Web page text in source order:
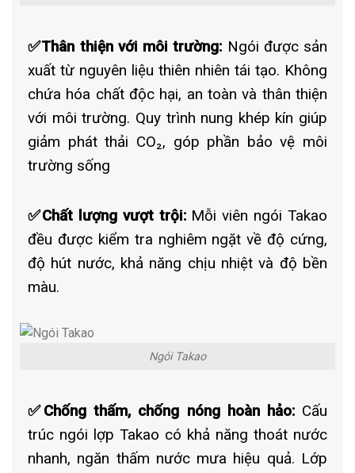
✅Thân thiện với môi trường: Ngói được sản
xuất từ nguyên liệu thiên nhiên tái tạo. Không
chứa hóa chất độc hại, an toàn và thân thiện
với môi trường. Quy trình nung khép kín giúp
giảm phát thải CO₂, góp phần bảo vệ môi
trường sống
✅Chất lượng vượt trội: Mỗi viên ngói Takao
đều được kiểm tra nghiêm ngặt về độ cứng,
độ hút nước, khả năng chịu nhiệt và độ bền
màu.
Ngói Takao
✅Chống thấm, chống nóng hoàn hảo: Cấu
trúc ngói lợp Takao có khả năng thoát nước
nhanh, ngăn thấm nước mưa hiệu quả. Lớp